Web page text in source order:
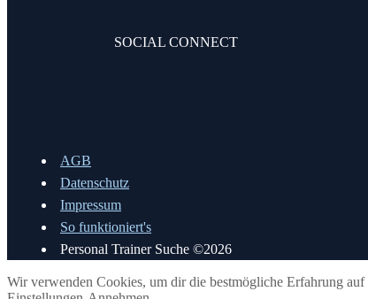
SOCIAL CONNECT
AGB
Datenschutz
Impressum
So funktioniert's
Personal Trainer Suche ©2026
Wir verwenden Cookies, um dir die bestmögliche Erfahrung